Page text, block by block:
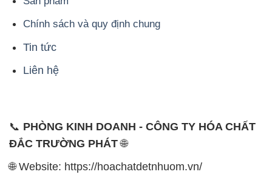
Chính sách và quy định chung
Tin tức
Liên hệ
📞 PHÒNG KINH DOANH - CÔNG TY HÓA CHẤT
ĐẮC TRƯỜNG PHÁT🌐
🌐 Website: https://hoachatdetnhuom.vn/